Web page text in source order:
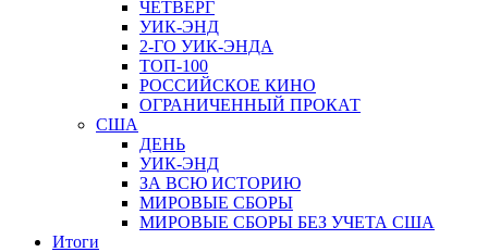
ЧЕТВЕРГ
УИК-ЭНД
2-ГО УИК-ЭНДА
ТОП-100
РОССИЙСКОЕ КИНО
ОГРАНИЧЕННЫЙ ПРОКАТ
США
ДЕНЬ
УИК-ЭНД
ЗА ВСЮ ИСТОРИЮ
МИРОВЫЕ СБОРЫ
МИРОВЫЕ СБОРЫ БЕЗ УЧЕТА США
Итоги